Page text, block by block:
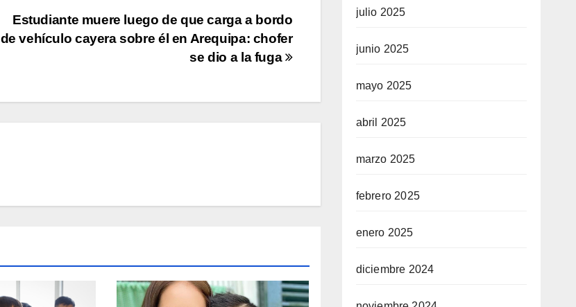
Estudiante muere luego de que carga a bordo
de vehículo cayera sobre él en Arequipa: chofer
se dio a la fuga
julio 2025
junio 2025
mayo 2025
abril 2025
marzo 2025
febrero 2025
enero 2025
diciembre 2024